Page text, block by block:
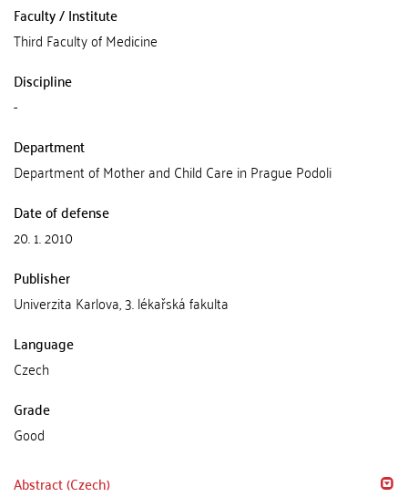
Faculty / Institute
Third Faculty of Medicine
Discipline
-
Department
Department of Mother and Child Care in Prague Podoli
Date of defense
20. 1. 2010
Publisher
Univerzita Karlova, 3. lékařská fakulta
Language
Czech
Grade
Good
Abstract (Czech)